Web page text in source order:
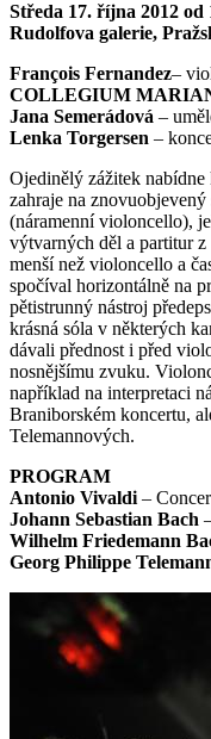
Středa 17. října 2012 od
Rudolfova galerie,
François Fernandez–
COLLEGIUM
Jana Semerádová –
Lenka Torgersen –
Ojedinělý zážitek
zahraje na
(náramenní violoncello),
výtvarných děl a partitur
menší než violoncello a
spočíval horizontálně na
pětistrunný nástroj
krásná sóla v některých
dávali přednost i před
nosnějšímu zvuku.
například na interpretaci
Braniborském koncertu,
Telemannových.
PROGRAM
Antonio Vivaldi–
Johann Sebastian Bach
Wilhelm Friedemann
Georg Philippe